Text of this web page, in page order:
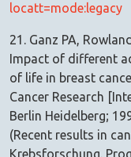
locatt=mode:legacy
21. Ganz PA,
Impact of different
of life in breast
Cancer Research
Berlin Heidelberg;
(Recent results in
Krebsforschung.